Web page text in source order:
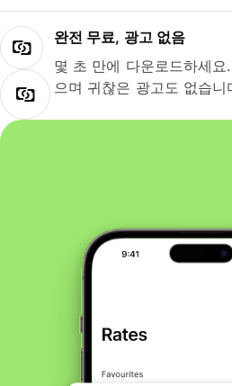
완전 무료, 광고 없음
몇 초 만에 다운로드하세
으며 귀찮은 광고도 없습니